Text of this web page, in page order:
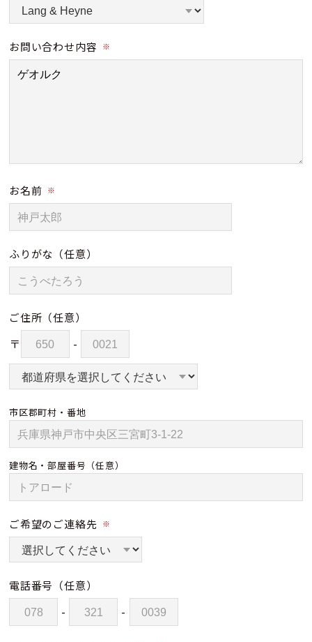
お問い合わせ内容 ※
お名前 ※
ふりがな （任意）
ご住所 （任意）
〒 -
市区郡町村・番地
建物名・部屋番号 （任意）
ご希望のご連絡先 ※
電話番号 （任意）
- -